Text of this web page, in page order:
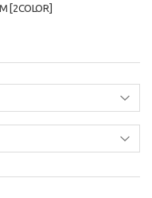
[2COLOR]